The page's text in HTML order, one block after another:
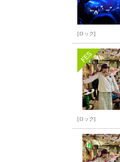
ロック
ロック